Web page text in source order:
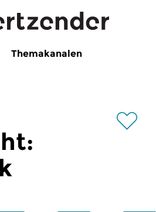
Themakanalen